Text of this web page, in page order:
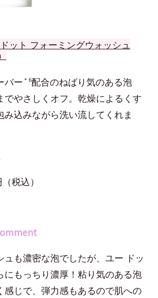
ット フォーミングウォッシュ
バー ＊6配合のねばり気のある泡
でやさしくオフ。乾燥によるくす
み込みながら洗い流してくれま
税込）
ュも濃密な泡でしたが、ユー ドッ
にもっちり濃厚！粘り気のある泡
感じで、弾力感もあるので肌への